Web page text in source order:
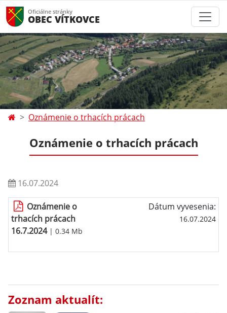
Oficiálne stránky
OBEC VÍTKOVCE
Oznámenie o trhacích prácach
Oznámenie o trhacích prácach
16.07.2024
Oznámenie o
trhacích prácach
16.7.2024| 0.34 Mb
Dátum vyvesenia:
16.07.2024
Zoznam aktualít: